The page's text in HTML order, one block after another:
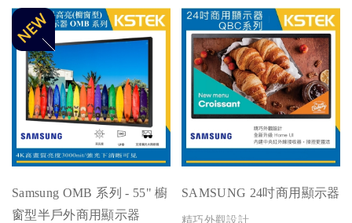
用零售、會議、展覽等多元場
景，尺寸涵蓋 43/50/55/65/75/85
吋。
與商業展示應用，提供43至85吋
多種尺寸選擇。
Samsung OMB 系列 - 55" 櫥
窗型半戶外商用顯示器
SAMSUNG 24吋商用顯示器
精巧外觀設計